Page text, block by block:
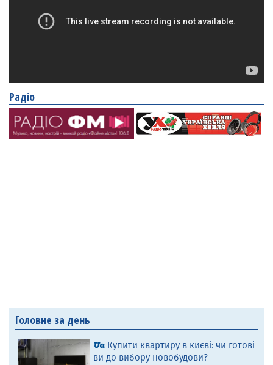
Радіо
Головне за день
Купити квартиру в києві: чи готові
ви до вибору новобудови?